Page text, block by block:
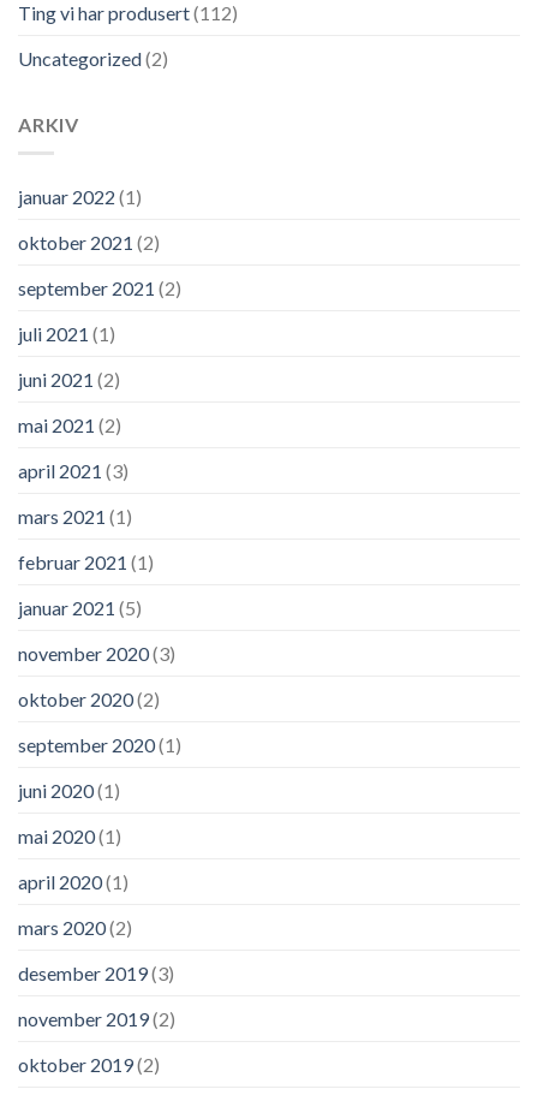
Ting vi har produsert(112)
Uncategorized(2)
ARKIV
januar 2022 (1)
oktober 2021 (2)
september 2021 (2)
juli 2021 (1)
juni 2021 (2)
mai 2021 (2)
april 2021 (3)
mars 2021 (1)
februar 2021 (1)
januar 2021 (5)
november 2020(3)
oktober 2020(2)
september 2020(1)
juni 2020(1)
mai 2020(1)
april 2020(1)
mars 2020(2)
desember 2019(3)
november 2019(2)
oktober 2019(2)